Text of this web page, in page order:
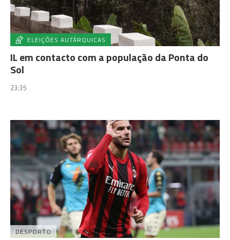
ELEIÇÕES AUTÁRQUICAS
IL em contacto com a população da Ponta do
Sol
23:35
DESPORTO